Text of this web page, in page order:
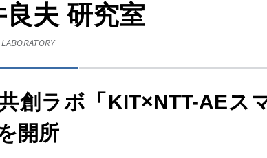
良夫 研究室
LABORATORY
創ラボ「KIT×NTT-AEス
開所